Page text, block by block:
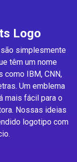
Logo
simplesmente
têm um nome
como IBM, CNN,
Um emblema
mais fácil para o
Nossas ideias
logotipo com